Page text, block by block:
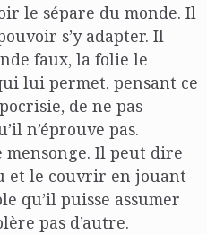
le sépare du monde. Il
s’y adapter. Il
faux, la folie le
lui permet, pensant ce
de ne pas
n’éprouve pas.
mensonge. Il peut dire
et le couvrir en jouant
qu’il puisse assumer
pas d’autre.